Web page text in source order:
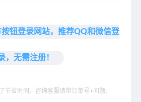
按钮登录网站，推荐QQ和微信登
，无需注册！
节省时间，咨询客服请带订单号+问题。